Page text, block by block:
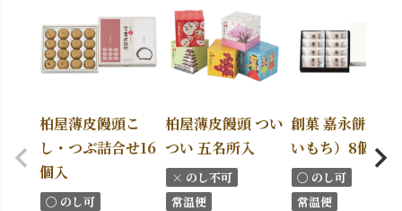
柏屋薄皮饅頭こ
し・つぶ詰合せ16
個入
〇 のし可
柏屋薄皮饅頭 つい
つい 五名所入
× のし不可
常温便
創菓 嘉永餅（か
いもち）8個入
〇 のし可
常温便